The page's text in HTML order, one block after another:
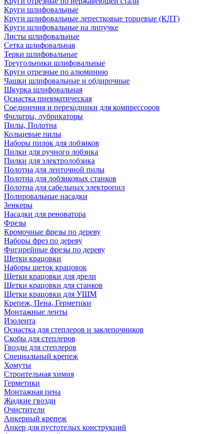
Круги шлифовальные
Круги шлифовальные лепестковые торцевые (КЛТ)
Круги шлифовальные на липучке
Листы шлифовальные
Сетка шлифовальная
Терки шлифовальные
Треугольники шлифовальные
Круги отрезные по алюминию
Чашки шлифовальные и обдирочные
Шкурка шлифовальная
Оснастка пневматическая
Соединения и переходники для компрессоров
Фильтры, лубрикаторы
Пилы, Полотна
Кольцевые пилы
Наборы пилок для лобзиков
Пилки для ручного лобзика
Пилки для электролобзика
Полотна для ленточной пилы
Полотна для лобзиковых станков
Полотна для сабельных электропил
Полировальные насадки
Зенкеры
Насадки для реноватора
Фрезы
Кромочные фрезы по дереву
Наборы фрез по дереву
Фигирейные фрезы по дереву
Щетки крацовки
Наборы щеток крацовок
Щетки крацовки для дрели
Щетки крацовки для станков
Щетки крацовки для УШМ
Крепеж, Пена, Герметики
Монтажные ленты
Изолента
Оснастка для степлеров и заклепочников
Скобы для степлеров
Гвозди для степлеров
Специальный крепеж
Хомуты
Строительная химия
Герметики
Монтажная пена
Жидкие гвозди
Очистители
Анкерный крепеж
Анкер для пустотелых конструкций